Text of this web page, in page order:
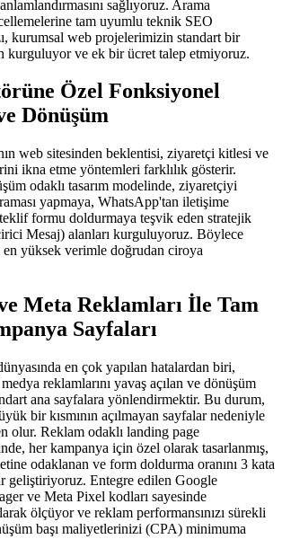
sağlıyoruz. Arama
tam uyumlu teknik SEO
kurumsal web projelerimizin standart bir
kurguluyor ve ek bir ücret talep etmiyoruz.
Özel Fonksiyonel
Dönüşüm
web sitesinden beklentisi, ziyaretçi kitlesi ve
ikna etme yöntemleri farklılık gösterir.
odaklı tasarım modelinde, ziyaretçiyi
yapmaya, WhatsApp'tan iletişime
teklif formu doldurmaya teşvik eden stratejik
Mesaj) alanları kurguluyoruz. Böylece
yüksek verimle doğrudan ciroya
Meta Reklamları İle Tam
Sayfaları
en çok yapılan hatalardan biri,
reklamlarını yavaş açılan ve dönüşüm
ana sayfalara yönlendirmektir. Bu durum,
bir kısmının açılmayan sayfalar nedeniyle
olur. Reklam odaklı landing page
her kampanya için özel olarak tasarlanmış,
odaklanan ve form doldurma oranını 3 kata
geliştiriyoruz. Entegre edilen Google
ve Meta Pixel kodları sayesinde
ölçüyor ve reklam performansınızı sürekli
başı maliyetlerinizi (CPA) minimuma